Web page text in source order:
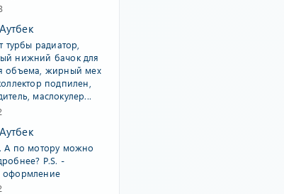
турбы радиатор,
нижний бачок для
объема, жирный мех
подпилен,
маслокулер...
А по мотору можно
P.S. -
оформление